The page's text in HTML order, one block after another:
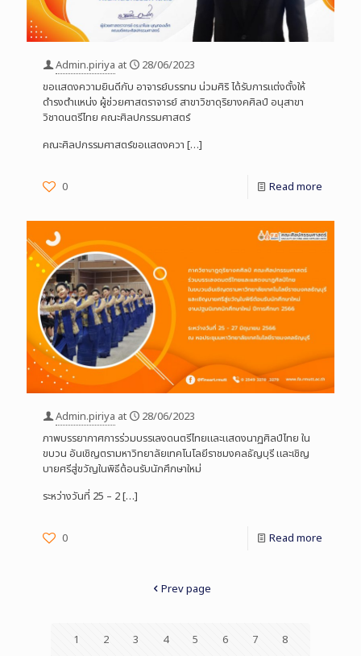
Admin.piriya at
28/06/2023
ขอแสดงความยินดีกับ อาจารย์บรรทม น่วมศิริ ได้รับการแต่งตั้งให้
ดำรงตำแหน่ง ผู้ช่วยศาสตราจารย์ สาขาวิชาดุริยางคศิลป์ อนุสาขา
วิชาดนตรีไทย คณะศิลปกรรมศาสตร์
คณะศิลปกรรมศาสตร์ขอแสดงควา […]
0 Read more
Admin.piriya at
28/06/2023
ภาพบรรยากาศการร่วมบรรเลงดนตรีไทยและแสดงนาฏศิลป์ไทย ใน
ขบวน อันเชิญตรามหาวิทยาลัยเทคโนโลยีราชมงคลธัญบุรี และเชิญ
บายศรีสู่ขวัญในพิธีต้อนรับนักศึกษาใหม่
ระหว่างวันที่ 25 – 2[…]
0 Read more
Prev page
1 2 3 4 5 6 7
8